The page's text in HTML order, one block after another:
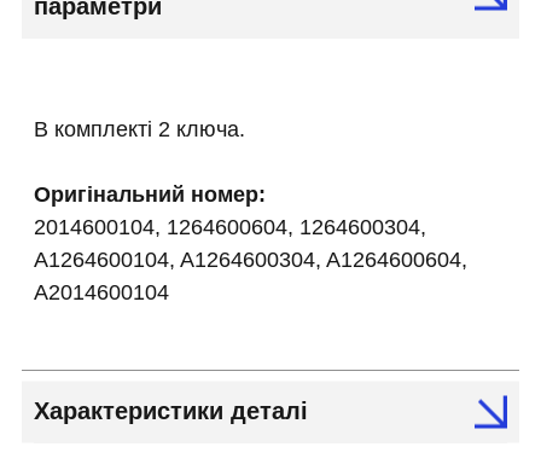
параметри
В комплекті 2 ключа.
Оригінальний номер:
2014600104, 1264600604, 1264600304,
A1264600104, A1264600304, A1264600604,
A2014600104
Характеристики деталі